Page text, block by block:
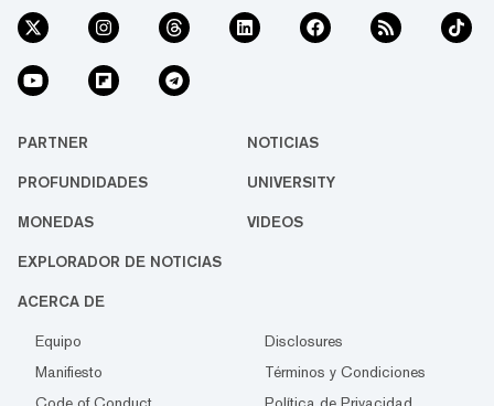
PARTNER NOTICIAS
PROFUNDIDADES UNIVERSITY
MONEDAS VIDEOS
EXPLORADOR DE NOTICIAS
ACERCA DE
Equipo
Disclosures
Manifiesto
Términos y Condiciones